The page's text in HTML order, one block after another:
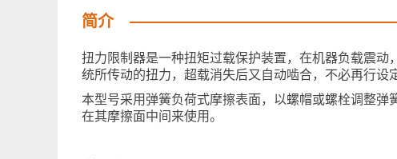
简介
扭力限制器是一种扭矩过载保护装置，在机器负载震
统所传动的扭力，超载消失后又自动啮合，不必再行设
本型号采用弹簧负荷式摩擦表面，以螺帽或螺栓调整
在其摩擦面中间来使用。